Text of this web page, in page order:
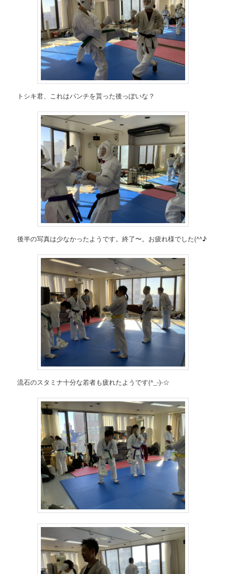
トシキ君、これはパンチを貰った後っぽいな？
後半の写真は少なかったようです。終了〜。お疲れ様でした(^^♪
流石のスタミナ十分な若者も疲れたようです(^_-)-☆